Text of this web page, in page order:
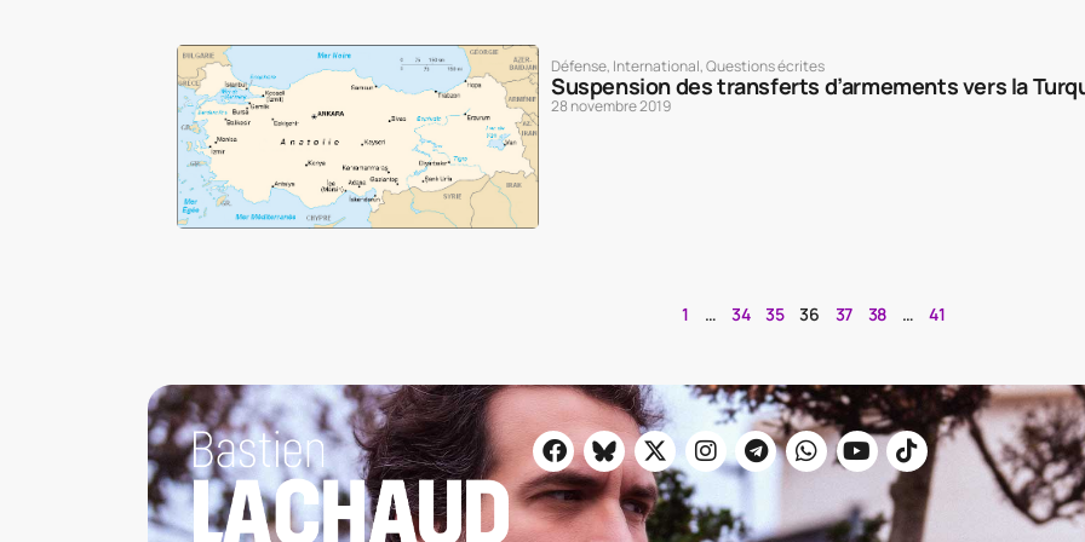
Défense, International,Questions écrites
Suspension des transferts d’armements vers la
28 novembre 2019
1 … 34 35 36 37 38 … 41